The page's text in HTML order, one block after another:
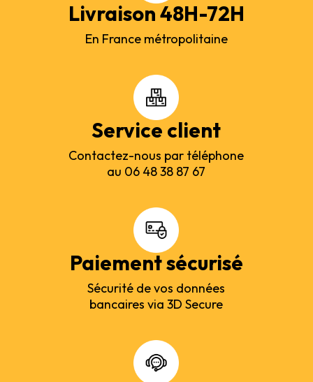
Livraison 48H-72H
En France métropolitaine
Service client
Contactez-nous par téléphone
au 06 48 38 87 67
Paiement sécurisé
Sécurité de vos données
bancaires via 3D Secure